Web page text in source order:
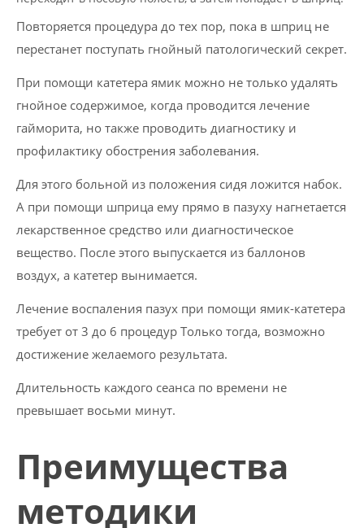
Повторяется процедура до тех пор, пока в шприц не
перестанет поступать гнойный патологический секрет.
При помощи катетера ямик можно не только удалять
гнойное содержимое, когда проводится лечение
гайморита, но также проводить диагностику и
профилактику обострения заболевания.
Для этого больной из положения сидя ложится набок.
А при помощи шприца ему прямо в пазуху нагнетается
лекарственное средство или диагностическое
вещество. После этого выпускается из баллонов
воздух, а катетер вынимается.
Лечение воспаления пазух при помощи ямик-катетера
требует от 3 до 6 процедур Только тогда, возможно
достижение желаемого результата.
Длительность каждого сеанса по времени не
превышает восьми минут.
Преимущества
методики